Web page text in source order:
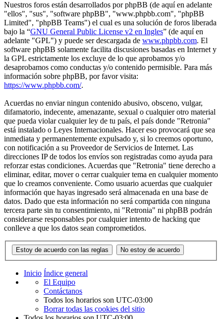
Nuestros foros están desarrollados por phpBB (de aquí en adelante
"ellos", "sus", "software phpBB", "www.phpbb.com", "phpBB
Limited", "phpBB Teams") el cual es una solución de foros liberada
bajo la “GNU General Public License v2 en Ingles” (de aquí en
adelante "GPL") y puede ser descargada de www.phpbb.com. El
software phpBB solamente facilita discusiones basadas en Internet y
la GPL estrictamente los excluye de lo que aprobamos y/o
desaprobamos como conductas y/o contenido permisible. Para más
información sobre phpBB, por favor visita:
https://www.phpbb.com/.
Acuerdas no enviar ningun contenido abusivo, obsceno, vulgar,
difamatorio, indecente, amenazante, sexual o cualquier otro material
que pueda violar cualquier ley de tu país, el país donde "Retronia"
está instalado o Leyes Internacionales. Hacer eso provocará que sea
inmediata y permanentemente expulsado y, si lo creemos oportuno,
con notificación a su Proveedor de Servicios de Internet. Las
direcciones IP de todos los envíos son registradas como ayuda para
reforzar estas condiciones. Acuerdas que "Retronia" tiene derecho a
eliminar, editar, mover o cerrar cualquier tema en cualquier momento
que lo creamos conveniente. Como usuario acuerdas que cualquier
información que hayas ingresado será almacenada en una base de
datos. Dado que esta información no será compartida con ninguna
tercera parte sin tu consentimiento, ni "Retronia" ni phpBB podrán
considerarse responsables por cualquier intento de hacking que
conlleve a que los datos sean comprometidos.
Inicio Índice general
El Equipo
Contáctanos
Todos los horarios son UTC-03:00
Borrar todas las cookies del sitio